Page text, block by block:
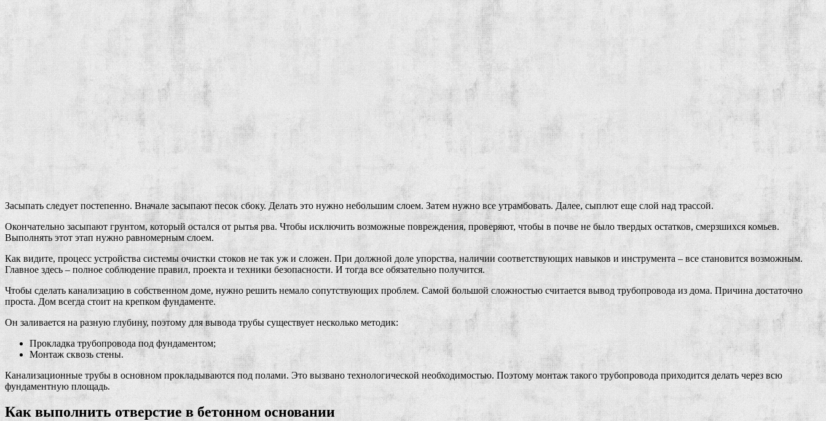
Засыпать следует постепенно. Вначале засыпают песок сбоку. Делать это нужно небольшим слоем. Затем нужно все утрамбовать. Далее, сыплют еще слой над трассой.
Окончательно засыпают грунтом, который остался от рытья рва. Чтобы исключить возможные повреждения, проверяют, чтобы в почве не было твердых остатков, смерзшихся комьев.
Выполнять этот этап нужно равномерным слоем.
Как видите, процесс устройства системы очистки стоков не так уж и сложен. При должной доле упорства, наличии соответствующих навыков и инструмента – все становится возможным.
Главное здесь – полное соблюдение правил, проекта и техники безопасности. И тогда все обязательно получится.
Чтобы сделать канализацию в собственном доме, нужно решить немало сопутствующих проблем. Самой большой сложностью считается вывод трубопровода из дома. Причина достаточно
проста. Дом всегда стоит на крепком фундаменте.
Он заливается на разную глубину, поэтому для вывода трубы существует несколько методик:
Прокладка трубопровода под фундаментом;
Монтаж сквозь стены.
Канализационные трубы в основном прокладываются под полами. Это вызвано технологической необходимостью. Поэтому монтаж такого трубопровода приходится делать через всю
фундаментную площадь.
Как выполнить отверстие в бетонном основании